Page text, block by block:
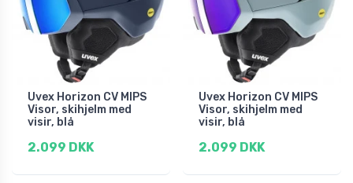
Uvex Horizon CV MIPS
Visor, skihjelm med
visir, blå
2.099 DKK
Uvex Horizon CV MIPS
Visor, skihjelm med
visir, blå
2.099 DKK